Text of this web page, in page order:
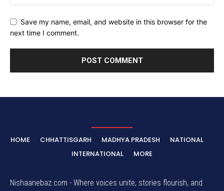
Save my name, email, and website in this browser for the
next time I comment.
HOME CHHATTISGARH MADHYA PRADESH
NATIONAL
INTERNATIONAL
MORE
Nishaanebaz.com - Where voices unite, stories flourish, and